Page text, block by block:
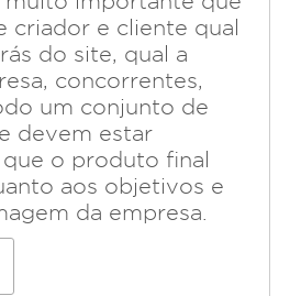
criador e cliente qual
do site, qual a
concorrentes,
um conjunto de
devem estar
o produto final
aos objetivos e
da empresa.